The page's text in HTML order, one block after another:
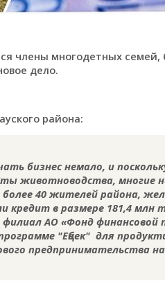
члены многодетных
дело.
района:
бизнес немало, и
животноводства, многие
более 40 жителей района,
кредит в размере 181,4 млн
АО «Фонд финансовой
"Еңбек" для
предпринимательства на